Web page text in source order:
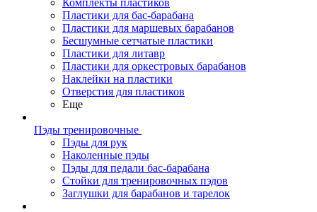
Комплекты пластиков
Пластики для бас-барабана
Пластики для маршевых барабанов
Бесшумные сетчатые пластики
Пластики для литавр
Пластики для оркестровых барабанов
Наклейки на пластики
Отверстия для пластиков
Еще
Пэды тренировочные
Пэды для рук
Наколенные пэды
Пэды для педали бас-барабана
Стойки для тренировочных пэдов
Заглушки для барабанов и тарелок